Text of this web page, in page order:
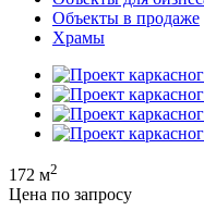
Объекты в продаже
Храмы
172 м2
Цена по запросу